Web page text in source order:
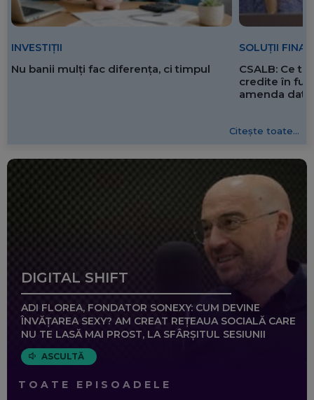
INVESTIȚII
Nu banii mulți fac diferența, ci timpul
SOLUȚII
CSALB: Ce
credite în
amenda
Citește toate...
DIGITAL SHIFT
ADI FLOREA, FONDATOR SONEXY: CUM DEVINE
ÎNVĂȚAREA SEXY? AM CREAT REȚEAUA SOCIALĂ CARE
NU TE LASĂ MAI PROST, LA SFÂRȘITUL SESIUNII
ASCULTĂ
TOATE EPISOADELE